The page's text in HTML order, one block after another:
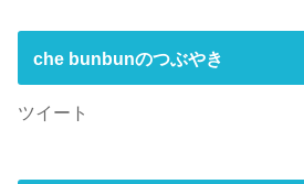
che bunbunのつぶやき
ツイート